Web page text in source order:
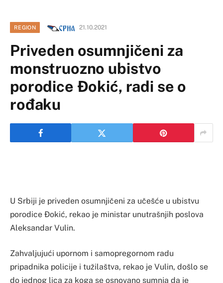
REGION 21.10.2021
Priveden osumnjičeni za
monstruozno ubistvo
porodice Đokić, radi se o
rođaku
U Srbiji je priveden osumnjičeni za učešće u ubistvu
porodice Đokić, rekao je ministar unutrašnjih poslova
Aleksandar Vulin.
Zahvaljujući upornom i samopregornom radu
pripadnika policije i tužilaštva, rekao je Vulin, došlo se
do jednog lica za koga se osnovano sumnja da je